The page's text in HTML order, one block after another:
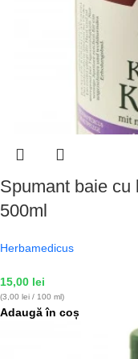
Spumant baie cu
500ml
Herbamedicus
15,00 lei
(3,00 lei / 100 ml)
Adaugă în coș